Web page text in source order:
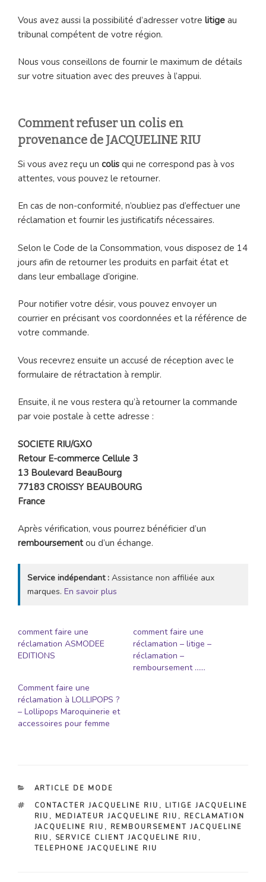
Vous avez aussi la possibilité d’adresser votre litige au
tribunal compétent de votre région.
Nous vous conseillons de fournir le maximum de détails
sur votre situation avec des preuves à l’appui.
Comment refuser un colis en
provenance de JACQUELINE RIU
Si vous avez reçu un colis qui ne correspond pas à vos
attentes, vous pouvez le retourner.
En cas de non-conformité, n’oubliez pas d’effectuer une
réclamation et fournir les justificatifs nécessaires.
Selon le Code de la Consommation, vous disposez de 14
jours afin de retourner les produits en parfait état et
dans leur emballage d’origine.
Pour notifier votre désir, vous pouvez envoyer un
courrier en précisant vos coordonnées et la référence de
votre commande.
Vous recevrez ensuite un accusé de réception avec le
formulaire de rétractation à remplir.
Ensuite, il ne vous restera qu’à retourner la commande
par voie postale à cette adresse :
SOCIETE RIU/GXO
Retour E-commerce Cellule 3
13 Boulevard BeauBourg
77183 CROISSY BEAUBOURG
France
Après vérification, vous pourrez bénéficier d’un
remboursementou d’un échange.
Service indépendant : Assistance non affiliée aux
marques. En savoir plus
comment faire une
réclamation ASMODEE
EDITIONS
comment faire une
réclamation – litige –
réclamation –
remboursement ……
Comment faire une
réclamation à LOLLIPOPS ?
– Lollipops Maroquinerie et
accessoires pour femme
CATÉGORIES
ARTICLE DE MODE
ÉTIQUETTES
CONTACTER JACQUELINE RIU , LITIGE JACQUELINE
RIU , MEDIATEUR JACQUELINE RIU , RECLAMATION
JACQUELINE RIU , REMBOURSEMENT JACQUELINE
RIU , SERVICE CLIENT JACQUELINE RIU ,
TELEPHONE JACQUELINE RIU